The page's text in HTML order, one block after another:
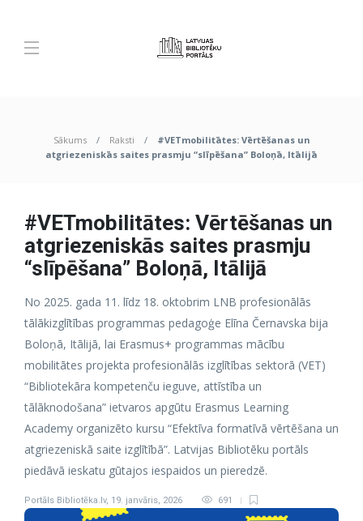
Sākums Raksti
#VETmobilitātes: Vērtēšanas un
atgriezeniskās saites prasmju “slīpēšana” Boloņā, Itālijā
#VETmobilitātes: Vērtēšanas un
atgriezeniskās saites prasmju
“slīpēšana” Boloņā, Itālijā
No 2025. gada 11. līdz 18. oktobrim LNB profesionālās
tālākizglītības programmas pedagoģe Elīna Černavska bija
Boloņā, Itālijā, lai Erasmus+ programmas mācību
mobilitātes projekta profesionālās izglītības sektorā (VET)
“Bibliotekāra kompetenču ieguve, attīstība un
tālāknodošana” ietvaros apgūtu Erasmus Learning
Academy organizēto kursu “Efektīva formatīvā vērtēšana un
atgriezeniskā saite izglītībā”. Latvijas Bibliotēku portāls
piedāvā ieskatu gūtajos iespaidos un pieredzē.
Portāls Bibliotēka.lv, 19. janvāris, 2026 691